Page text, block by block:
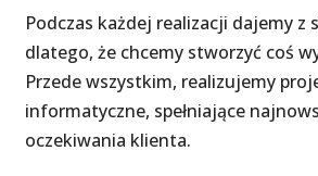
Podczas każdej realizacji dajemy z
dlatego, że chcemy stworzyć coś
Przede wszystkim, realizujemy
informatyczne, spełniające
oczekiwania klienta.